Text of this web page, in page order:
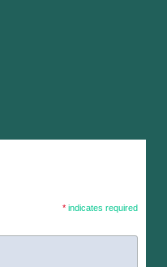
* indicates required